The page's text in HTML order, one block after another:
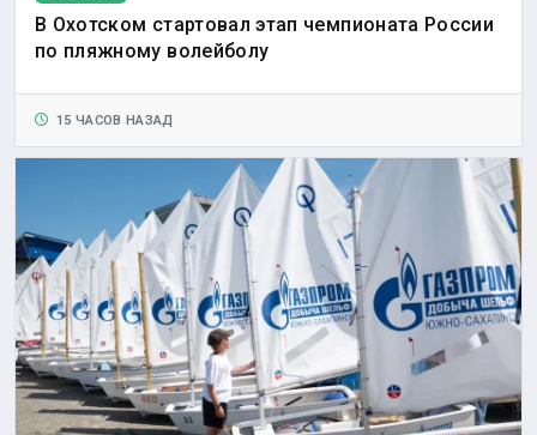
В Охотском стартовал этап чемпионата России
по пляжному волейболу
15 ЧАСОВ НАЗАД